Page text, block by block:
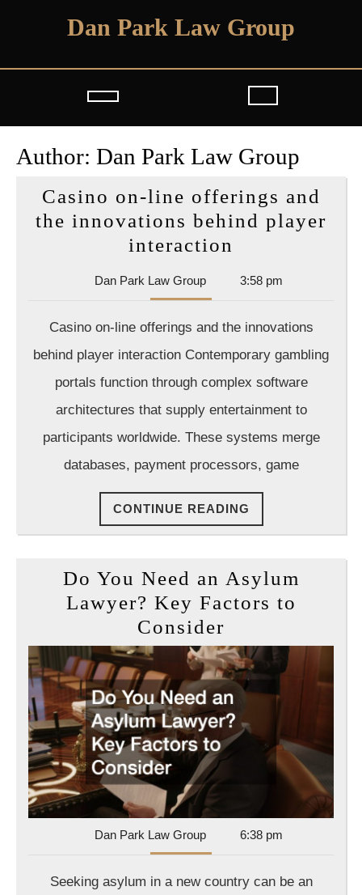
Dan Park Law Group
Open
Button
Author: Dan Park Law Group
Casino on-line offerings and
the innovations behind player
interaction
line
offerings
the
innovations
behind
player
interaction
Dan Park Law GroupDan
Park
Group
3:58 pm
Casino on-line offerings and the innovations
behind player interaction Contemporary gambling
portals function through complex software
architectures that supply entertainment to
participants worldwide. These systems merge
databases, payment processors, game
CONTINUE READING
READING
Do You Need an Asylum
Lawyer? Key Factors to
Consider
You
Need
an
Asylum
Lawyer?
to
Consider
Dan Park Law GroupDan
Park
Group
6:38 pm
Seeking asylum in a new country can be an